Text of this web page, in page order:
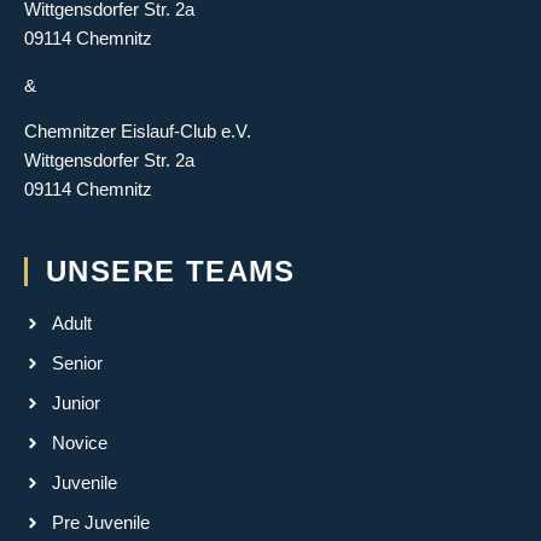
Wittgensdorfer Str. 2a
09114 Chemnitz
&
Chemnitzer Eislauf-Club e.V.
Wittgensdorfer Str. 2a
09114 Chemnitz
UNSERE TEAMS
Adult
Senior
Junior
Novice
Juvenile
Pre Juvenile